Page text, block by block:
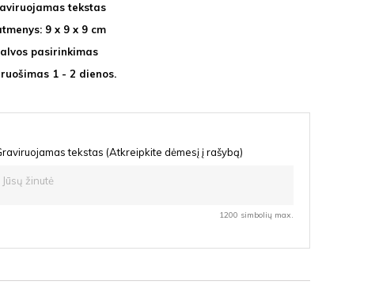
tekstas
9 x 9 x 9 cm
pasirinkimas
1 - 2 dienos.
tekstas (Atkreipkite dėmesį į rašybą)
1200 simbolių max.